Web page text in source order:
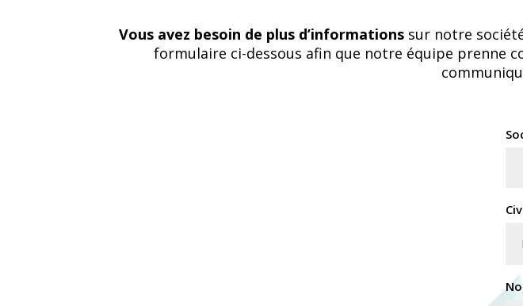
Vous avez besoin de plus d’informationssur notre
formulaire ci-dessous afin que notre équipe prenne